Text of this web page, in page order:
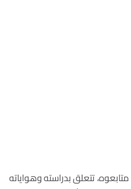
تتعلق بدراسته وهواياته